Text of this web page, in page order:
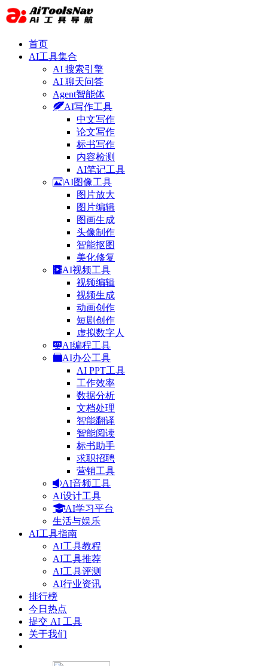
首页
AI工具集合
AI 搜索引擎
AI 聊天问答
Agent智能体
AI写作工具
中文写作
论文写作
标书写作
内容检测
AI笔记工具
AI图像工具
图片放大
图片编辑
图画生成
头像制作
智能抠图
美化修复
AI视频工具
视频编辑
视频生成
动画创作
短剧创作
虚拟数字人
AI编程工具
AI办公工具
AI PPT工具
工作效率
数据分析
文档处理
智能翻译
智能阅读
标书助手
求职招聘
营销工具
AI音频工具
AI设计工具
AI学习平台
生活与娱乐
AI工具指南
AI工具教程
AI工具推荐
AI工具评测
AI行业资讯
排行榜
今日热点
提交 AI 工具
关于我们